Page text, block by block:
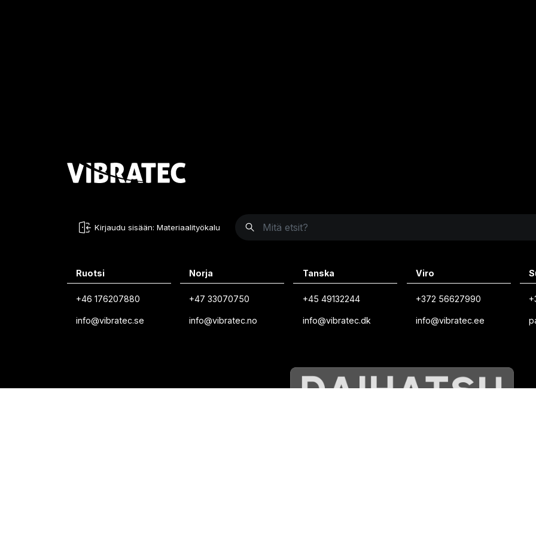
Kirjaudu sisään: Materiaalityökalu
Ruotsi
+46 176207880
info@vibratec.se
Norja
+47 33070750
info@vibratec.no
Tanska
+45 49132244
info@vibratec.dk
Viro
+372 56627990
info@vibratec.ee